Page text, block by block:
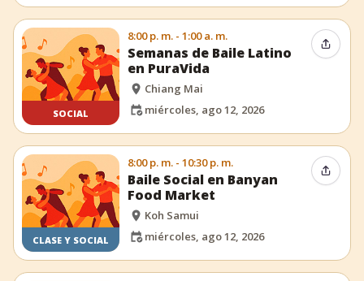
SOCIAL
8:00 p. m. - 1:00 a. m.
Semanas de Baile Latino
en PuraVida
Chiang Mai
miércoles, ago 12, 2026
CLASE Y SOCIAL
8:00 p. m. - 10:30 p. m.
Baile Social en Banyan
Food Market
Koh Samui
miércoles, ago 12, 2026